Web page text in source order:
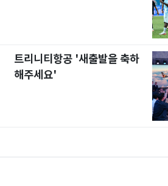
트리니티항공 '새출발을 축하
해주세요'